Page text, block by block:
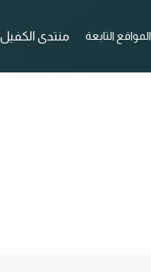
المواقع التابعة منتدى الكفيل